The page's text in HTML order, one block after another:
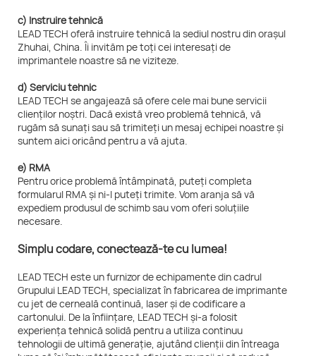
c) Instruire tehnică
LEAD TECH oferă instruire tehnică la sediul nostru din orașul
Zhuhai, China. Îi invităm pe toți cei interesați de
imprimantele noastre să ne viziteze.
d) Serviciu tehnic
LEAD TECH se angajează să ofere cele mai bune servicii
clienților noștri. Dacă există vreo problemă tehnică, vă
rugăm să sunați sau să trimiteți un mesaj echipei noastre și
suntem aici oricând pentru a vă ajuta.
e) RMA
Pentru orice problemă întâmpinată, puteți completa
formularul RMA și ni-l puteți trimite. Vom aranja să vă
expediem produsul de schimb sau vom oferi soluțiile
necesare.
Simplu codare, conectează-te cu lumea!
LEAD TECH este un furnizor de echipamente din cadrul
Grupului LEAD TECH, specializat în fabricarea de imprimante
cu jet de cerneală continuă, laser și de codificare a
cartonului. De la înființare, LEAD TECH și-a folosit
experiența tehnică solidă pentru a utiliza continuu
tehnologii de ultimă generație, ajutând clienții din întreaga